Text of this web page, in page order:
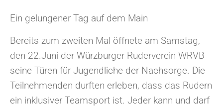
Ein gelungener Tag auf dem Main
Bereits zum zweiten Mal öffnete am Samstag,
den 22.Juni der Würzburger Ruderverein WRVB
seine Türen für Jugendliche der Nachsorge. Die
Teilnehmenden durften erleben, dass das Rudern
ein inklusiver Teamsport ist. Jeder kann und darf